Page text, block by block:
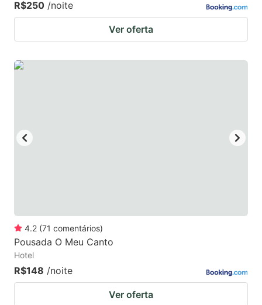
R$250 /noite
Ver oferta
4.2 (71 comentários)
Pousada O Meu Canto
Hotel
R$148 /noite
Ver oferta